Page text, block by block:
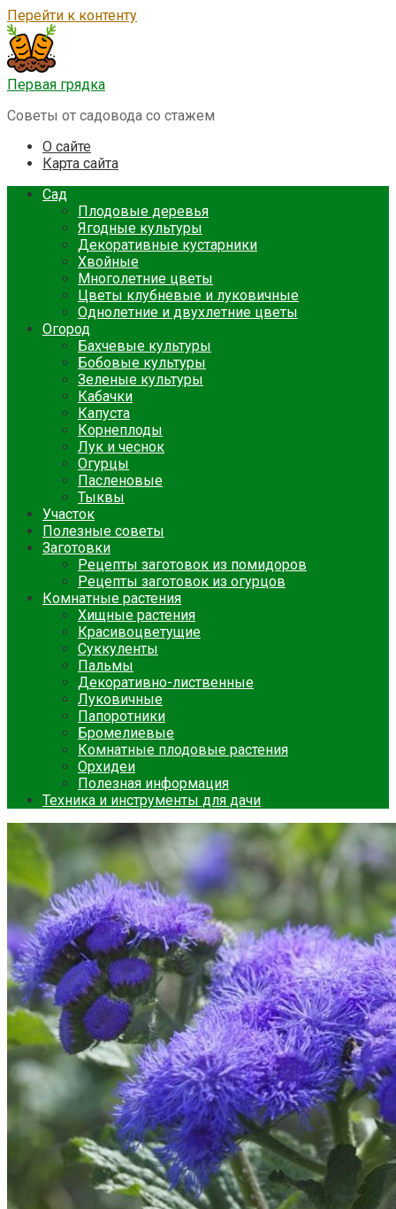
Перейти к контенту
Первая грядка
Советы от садовода со стажем
О сайте
Карта сайта
Сад
Плодовые деревья
Ягодные культуры
Декоративные кустарники
Хвойные
Многолетние цветы
Цветы клубневые и луковичные
Однолетние и двухлетние цветы
Огород
Бахчевые культуры
Бобовые культуры
Зеленые культуры
Кабачки
Капуста
Корнеплоды
Лук и чеснок
Огурцы
Пасленовые
Тыквы
Участок
Полезные советы
Заготовки
Рецепты заготовок из помидоров
Рецепты заготовок из огурцов
Комнатные растения
Хищные растения
Красивоцветущие
Суккуленты
Пальмы
Декоративно-лиственные
Луковичные
Папоротники
Бромелиевые
Комнатные плодовые растения
Орхидеи
Полезная информация
Техника и инструменты для дачи